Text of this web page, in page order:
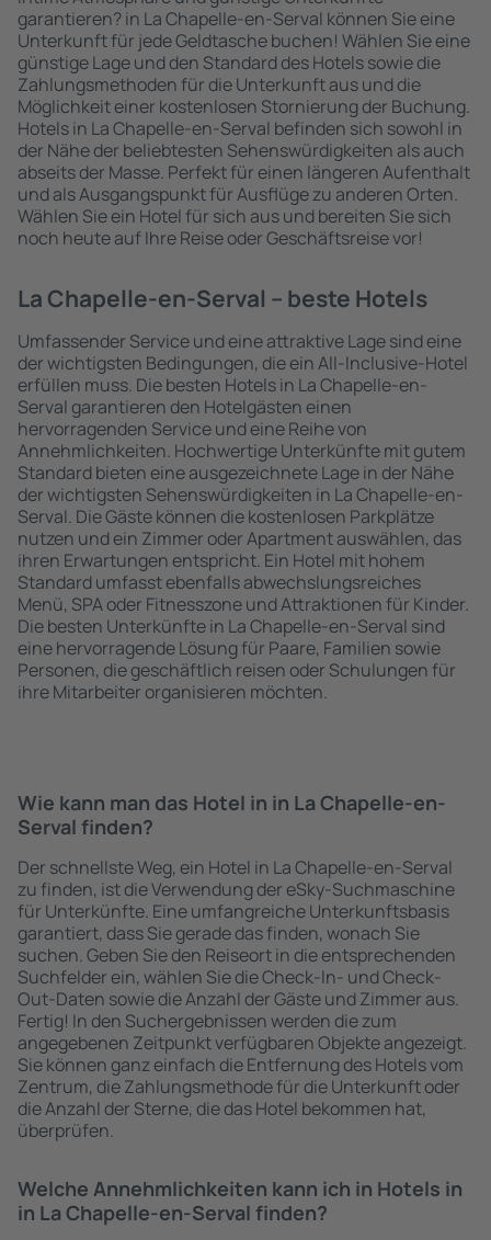
garantieren? in La Chapelle-en-Serval können Sie eine
Unterkunft für jede Geldtasche buchen! Wählen Sie eine
günstige Lage und den Standard des Hotels sowie die
Zahlungsmethoden für die Unterkunft aus und die
Möglichkeit einer kostenlosen Stornierung der Buchung.
Hotels in La Chapelle-en-Serval befinden sich sowohl in
der Nähe der beliebtesten Sehenswürdigkeiten als auch
abseits der Masse. Perfekt für einen längeren Aufenthalt
und als Ausgangspunkt für Ausflüge zu anderen Orten.
Wählen Sie ein Hotel für sich aus und bereiten Sie sich
noch heute auf Ihre Reise oder Geschäftsreise vor!
La Chapelle-en-Serval – beste Hotels
Umfassender Service und eine attraktive Lage sind eine
der wichtigsten Bedingungen, die ein All-Inclusive-Hotel
erfüllen muss. Die besten Hotels in La Chapelle-en-
Serval garantieren den Hotelgästen einen
hervorragenden Service und eine Reihe von
Annehmlichkeiten. Hochwertige Unterkünfte mit gutem
Standard bieten eine ausgezeichnete Lage in der Nähe
der wichtigsten Sehenswürdigkeiten in La Chapelle-en-
Serval. Die Gäste können die kostenlosen Parkplätze
nutzen und ein Zimmer oder Apartment auswählen, das
ihren Erwartungen entspricht. Ein Hotel mit hohem
Standard umfasst ebenfalls abwechslungsreiches
Menü, SPA oder Fitnesszone und Attraktionen für Kinder.
Die besten Unterkünfte in La Chapelle-en-Serval sind
eine hervorragende Lösung für Paare, Familien sowie
Personen, die geschäftlich reisen oder Schulungen für
ihre Mitarbeiter organisieren möchten.
Wie kann man das Hotel in in La Chapelle-en-
Serval finden?
Der schnellste Weg, ein Hotel in La Chapelle-en-Serval
zu finden, ist die Verwendung der eSky-Suchmaschine
für Unterkünfte. Eine umfangreiche Unterkunftsbasis
garantiert, dass Sie gerade das finden, wonach Sie
suchen. Geben Sie den Reiseort in die entsprechenden
Suchfelder ein, wählen Sie die Check-In- und Check-
Out-Daten sowie die Anzahl der Gäste und Zimmer aus.
Fertig! In den Suchergebnissen werden die zum
angegebenen Zeitpunkt verfügbaren Objekte angezeigt.
Sie können ganz einfach die Entfernung des Hotels vom
Zentrum, die Zahlungsmethode für die Unterkunft oder
die Anzahl der Sterne, die das Hotel bekommen hat,
überprüfen.
Welche Annehmlichkeiten kann ich in Hotels in
in La Chapelle-en-Serval finden?